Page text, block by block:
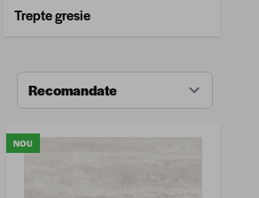
Trepte gresie
NOU